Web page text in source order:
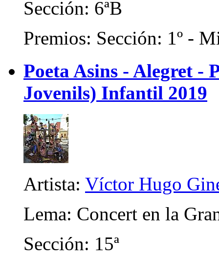
Sección: 6ªB
Premios: Sección: 1º -
Poeta Asins - Alegret -
Jovenils) Infantil 2019
Artista: Víctor Hugo
Lema: Concert en la
Sección: 15ª